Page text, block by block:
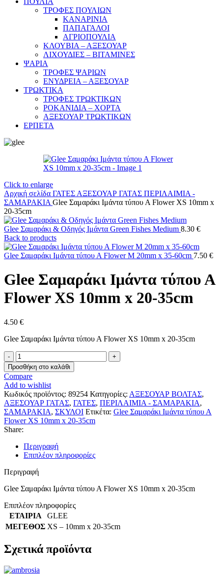
ΤΡΟΦΕΣ ΠΟΥΛΙΩΝ
ΚΑΝΑΡΙΝΙΑ
ΠΑΠΑΓΑΛΟΙ
ΑΓΡΙΟΠΟΥΛΙΑ
ΚΛΟΥΒΙΑ – ΑΞΕΣΟΥΑΡ
ΛΙΧΟΥΔΙΕΣ – ΒΙΤΑΜΙΝΕΣ
ΨΑΡΙΑ
ΤΡΟΦΕΣ ΨΑΡΙΩΝ
ΕΝΥΔΡΕΙΑ – ΑΞΕΣΟΥΑΡ
ΤΡΩΚΤΙΚΑ
ΤΡΟΦΕΣ ΤΡΩΚΤΙΚΩΝ
ΡΟΚΑΝΙΔΙΑ – ΧΟΡΤΑ
ΑΞΕΣΟΥΑΡ ΤΡΩΚΤΙΚΩΝ
ΕΡΠΕΤΑ
Click to enlarge
Αρχική σελίδα ΓΑΤΕΣ ΑΞΕΣΟΥΑΡ ΓΑΤΑΣ ΠΕΡΙΛΑΙΜΙΑ -
ΣΑΜΑΡΑΚΙΑ Glee Σαμαράκι Ιμάντα τύπου Α Flower XS 10mm x
20-35cm
Glee Σαμαράκι & Οδηγός Ιμάντα Green Fishes Medium 8.30 €
Back to products
Glee Σαμαράκι Ιμάντα τύπου Α Flower M 20mm x 35-60cm 7.50 €
Glee Σαμαράκι Ιμάντα τύπου Α
Flower XS 10mm x 20-35cm
4.50 €
Glee Σαμαράκι Ιμάντα τύπου Α Flower XS 10mm x 20-35cm
Glee
Σαμαράκι
Ιμάντα
τύπου
Α
Flower
XS
10mm
x
20-
35cm
ποσότητα
Προσθήκη στο καλάθι
Compare
Add to wishlist
Κωδικός προϊόντος: 89254 Κατηγορίες: ΑΞΕΣΟΥΑΡ ΒΟΛΤΑΣ,
ΑΞΕΣΟΥΑΡ ΓΑΤΑΣ, ΓΑΤΕΣ, ΠΕΡΙΛΑΙΜΙΑ - ΣΑΜΑΡΑΚΙΑ,
ΣΑΜΑΡΑΚΙΑ, ΣΚΥΛΟΙ Ετικέτα: Glee Σαμαράκι Ιμάντα τύπου Α
Flower XS 10mm x 20-35cm
Share:
Περιγραφή
Επιπλέον πληροφορίες
Περιγραφή
Glee Σαμαράκι Ιμάντα τύπου Α Flower XS 10mm x 20-35cm
Επιπλέον πληροφορίες
ΕΤΑΙΡΙΑ
GLEE
ΜΕΓΕΘΟΣ XS – 10mm x 20-35cm
Σχετικά προϊόντα